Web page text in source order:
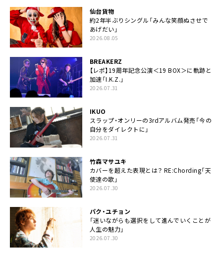
仙台貨物
約2年半ぶりシングル「みんな笑顔ぬさせで
あげだい」
2026.08.05
BREAKERZ
【レポ】19周年記念公演＜19 BOX＞に軌跡と
加速「I.K.Z.」
2026.07.31
IKUO
スラップ・オンリーの3rdアルバム発売「今の
自分をダイレクトに」
2026.07.31
竹森マサユキ
カバーを超えた表現とは？ RE:Chording「天
使達の歌」
2026.07.30
パク・ユチョン
「迷いながらも選択をして進んでいくことが
人生の魅力」
2026.07.30